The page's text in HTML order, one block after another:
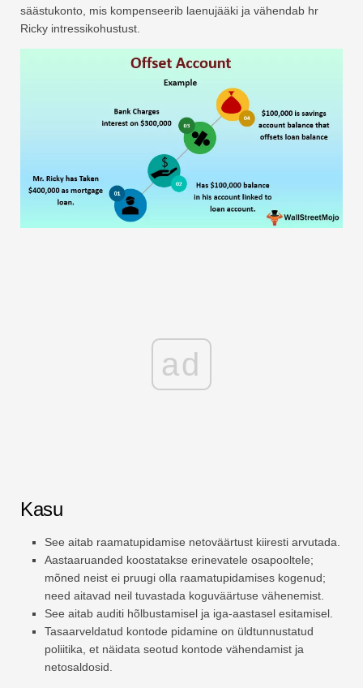
säästukonto, mis kompenseerib laenujääki ja vähendab hr
Ricky intressikohustust.
ad
Kasu
See aitab raamatupidamise netoväärtust kiiresti arvutada.
Aastaaruanded koostatakse erinevatele osapooltele;
mõned neist ei pruugi olla raamatupidamises kogenud;
need aitavad neil tuvastada koguväärtuse vähenemist.
See aitab auditi hõlbustamisel ja iga-aastasel esitamisel.
Tasaarveldatud kontode pidamine on üldtunnustatud
poliitika, et näidata seotud kontode vähendamist ja
netosaldosid.